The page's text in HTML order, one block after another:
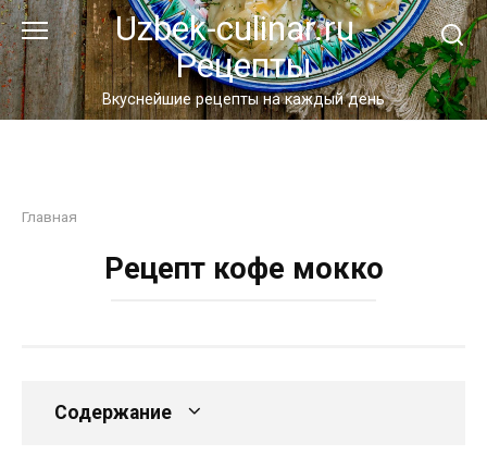
Перейти
к
контенту
Uzbek-culinar.ru -
Рецепты
Вкуснейшие рецепты на каждый день
Главная
Рецепт кофе мокко
Содержание